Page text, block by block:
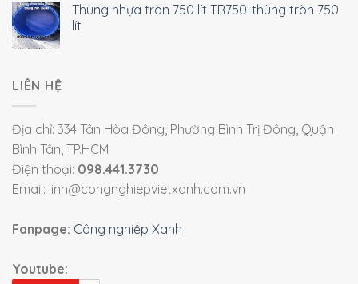
Thùng nhựa tròn 750 lít TR750-thùng tròn 750
lít
LIÊN HỆ
Địa chỉ: 334 Tân Hòa Đông, Phường Bình Trị Đông, Quận
Bình Tân, TP.HCM
Điện thoại: 098.441.3730
Email: linh@congnghiepvietxanh.com.vn
Fanpage: Công nghiệp Xanh
Youtube: